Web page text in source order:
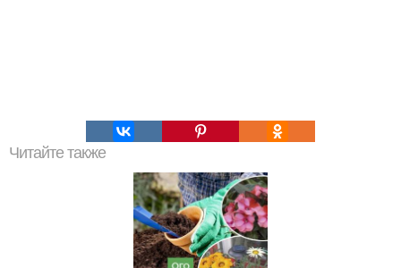
Читайте также